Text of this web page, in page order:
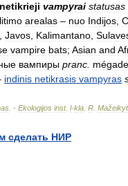
netikrieji vampyrai statusas
arealas – nuo Indijos
Javos Kalimantano
vampire bats; Asian and
вампиры pranc
indinis netikrasis vampyras
. - Ekologijos inst. l-kla R
сделать НИР